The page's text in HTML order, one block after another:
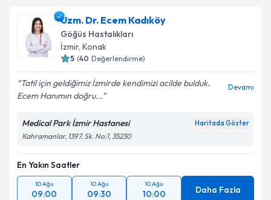
bilgilendireceğiz.
E-posta Adresiniz
Kişisel verilerimin işlenmesine ilişkin
kapsamda işlenmesini kabul ediyorum.
Uzm. Dr. Ecem Kadıköy
Göğüs Hastalıkları
İzmir, Konak
5 (40 Değerlendirme)
Tatil için geldiğimiz İzmirde kendimizi acilde bulduk.
Ecem Hanımın doğru...
Devamı
Medical Park İzmir Hastanesi Haritada Göster
Kahramanlar, 1397. Sk. No:1, 35230
En Yakın Saatler
10 Ağu
09:00
10 Ağu
09:30
10 Ağu
10:00 Daha Fazla